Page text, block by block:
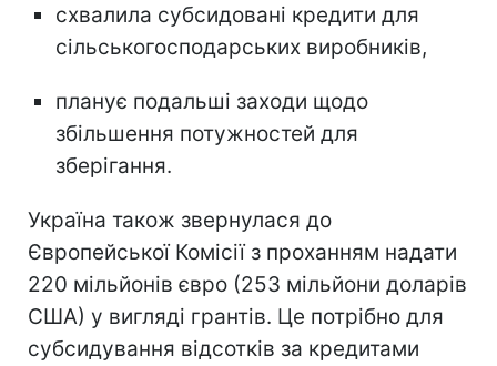
схвалила субсидовані кредити для
сільськогосподарських виробників,
планує подальші заходи щодо
збільшення потужностей для
зберігання.
Україна також звернулася до
Європейської Комісії з проханням надати
220 мільйонів євро (253 мільйони доларів
США) у вигляді грантів. Це потрібно для
субсидування відсотків за кредитами